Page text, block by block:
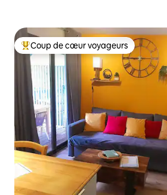
Coups de cœur voyageurs les plus
Coup de cœur voyageurs